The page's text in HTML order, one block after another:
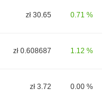
zł 30.65 0.71 %
zł 0.608687 1.12 %
zł 3.72 0.00 %